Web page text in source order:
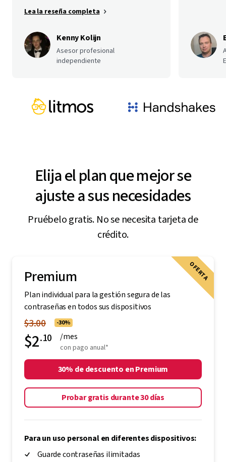
Lea la reseña completa
Kenny Kolijn
Asesor profesional
independiente
Elija el plan que mejor se
ajuste a sus necesidades
Pruébelo gratis. No se necesita tarjeta de
crédito.
OFERTA
Premium
Plan individual para la gestión segura de las
contraseñas en todos sus dispositivos
$3.00 -30%
$2.10 /mes
con pago anual*
30% de descuento en Premium
Probar gratis durante 30 días
Para un uso personal en diferentes dispositivos:
Guarde contraseñas ilimitadas